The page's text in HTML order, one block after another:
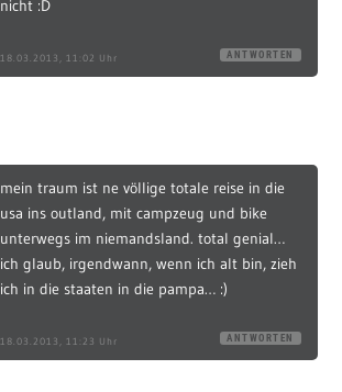
nicht :D
18.03.2013, 11:02 Uhr ANTWORTEN
mein traum ist ne völlige totale reise in die
usa ins outland, mit campzeug und bike
unterwegs im niemandsland. total genial…
ich glaub, irgendwann, wenn ich alt bin, zieh
ich in die staaten in die pampa… :)
18.03.2013, 11:23 Uhr ANTWORTEN